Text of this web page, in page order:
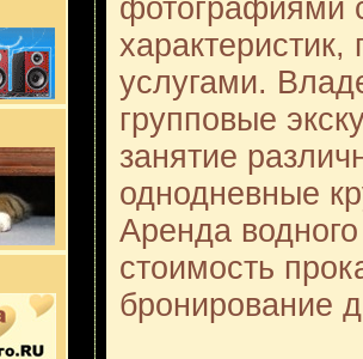
фотографиями
услугами.
групповые
занятие
однодневные
Аренда
стоимость
бронирование